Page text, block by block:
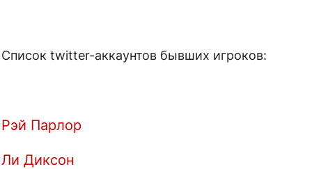
Список twitter-аккаунтов бывших игроков:
Рэй Парлор
Ли Диксон